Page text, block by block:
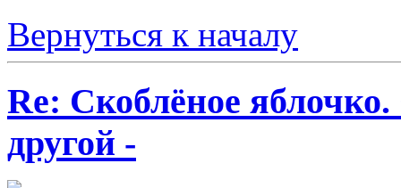
Вернуться к началу
Re: Скоблёное
другой -